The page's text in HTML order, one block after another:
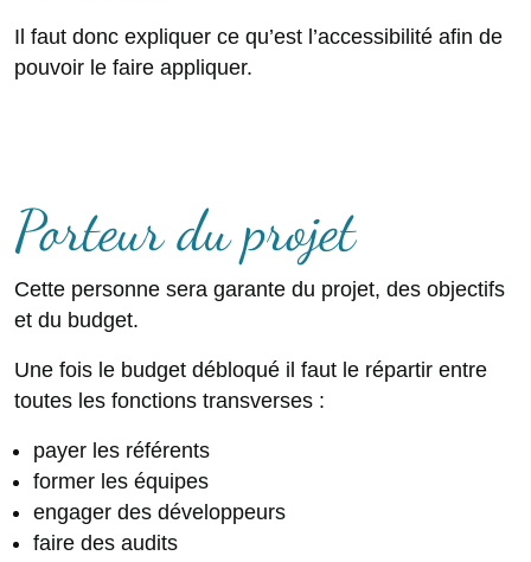
Il faut donc expliquer ce qu’est l’accessibilité afin de
pouvoir le faire appliquer.
Porteur du projet
Cette personne sera garante du projet, des objectifs
et du budget.
Une fois le budget débloqué il faut le répartir entre
toutes les fonctions transverses :
payer les référents
former les équipes
engager des développeurs
faire des audits